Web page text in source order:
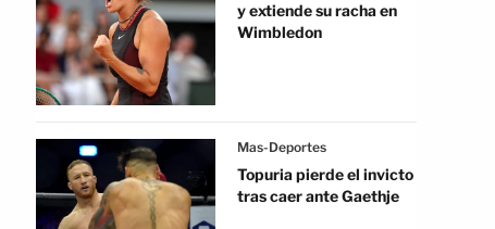
y extiende su racha en
Wimbledon
Mas-Deportes
Topuria pierde el invicto
tras caer ante Gaethje